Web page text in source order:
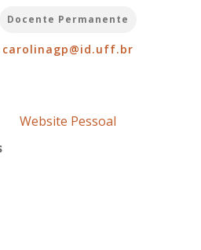
Docente Permanente
carolinagp@id.uff.br
Website Pessoal